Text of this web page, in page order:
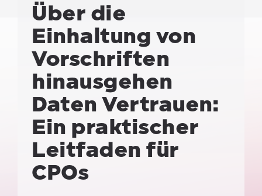
Über die
Einhaltung von
Vorschriften
hinausgehen
Daten Vertrauen:
Ein praktischer
Leitfaden für
CPOs